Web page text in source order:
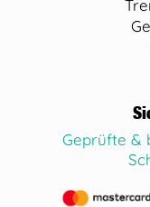
Geprüfte &